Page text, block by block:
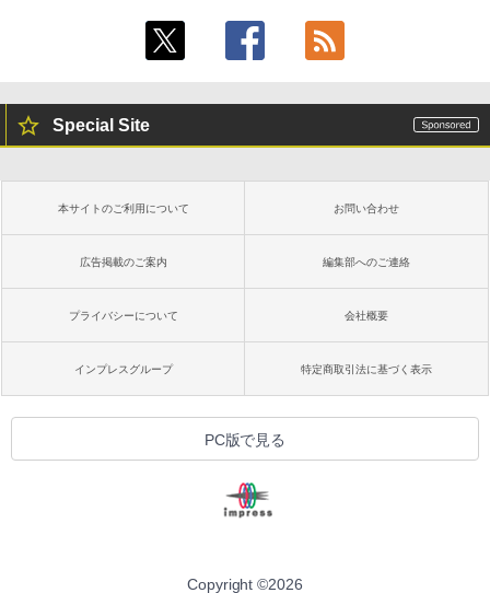
Special Site
本サイトのご利用について お問い合わせ
広告掲載のご案内 編集部へのご連絡
プライバシーについて 会社概要
インプレスグループ 特定商取引法に基づく表示
PC版で見る
Copyright ©2026